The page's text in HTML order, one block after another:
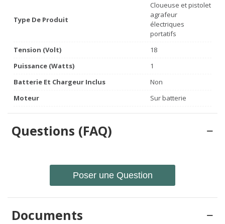
Type De Produit
Cloueuse et pistolet
agrafeur
électriques
portatifs
Tension (volt)
18
Puissance (watts)
1
Batterie Et Chargeur Inclus
Non
Moteur
Sur batterie
Questions (FAQ)
Poser une Question
Documents